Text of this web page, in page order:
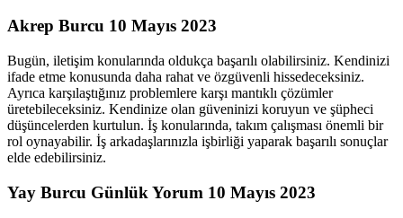
Akrep Burcu 10 Mayıs 2023
Bugün, iletişim konularında oldukça başarılı olabilirsiniz. Kendinizi
ifade etme konusunda daha rahat ve özgüvenli hissedeceksiniz.
Ayrıca karşılaştığınız problemlere karşı mantıklı çözümler
üretebileceksiniz. Kendinize olan güveninizi koruyun ve şüpheci
düşüncelerden kurtulun. İş konularında, takım çalışması önemli bir
rol oynayabilir. İş arkadaşlarınızla işbirliği yaparak başarılı sonuçlar
elde edebilirsiniz.
Yay Burcu Günlük Yorum 10 Mayıs 2023